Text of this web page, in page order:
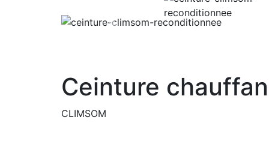
Previous
Ceinture
CLIMSOM